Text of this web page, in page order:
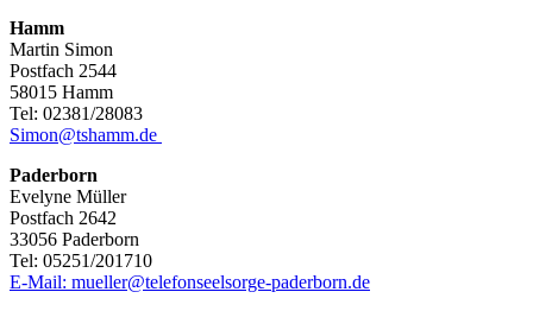
Hamm
Martin Simon
Postfach 2544
58015 Hamm
Tel: 02381/28083
Simon@tshamm.de
Paderborn
Evelyne Müller
Postfach 2642
33056 Paderborn
Tel: 05251/201710
E-Mail: mueller@telefonseelsorge-paderborn.de